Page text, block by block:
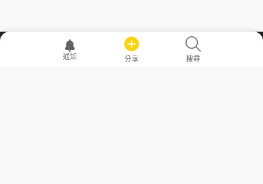
職場透明化運動
通知 分享 搜尋